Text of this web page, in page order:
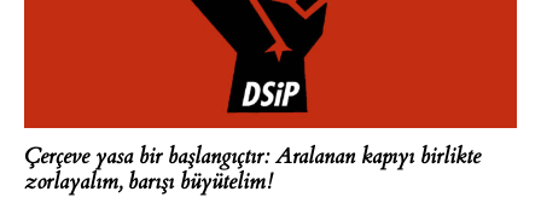
Çerçeve yasa bir başlangıçtır: Aralanan kapıyı birlikte
zorlayalım, barışı büyütelim!